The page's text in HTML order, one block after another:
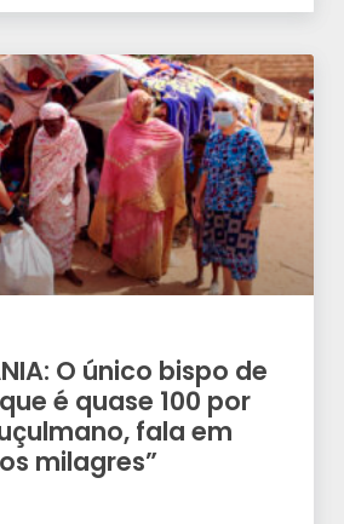
O único bispo de
é quase 100 por
fala em
milagres”